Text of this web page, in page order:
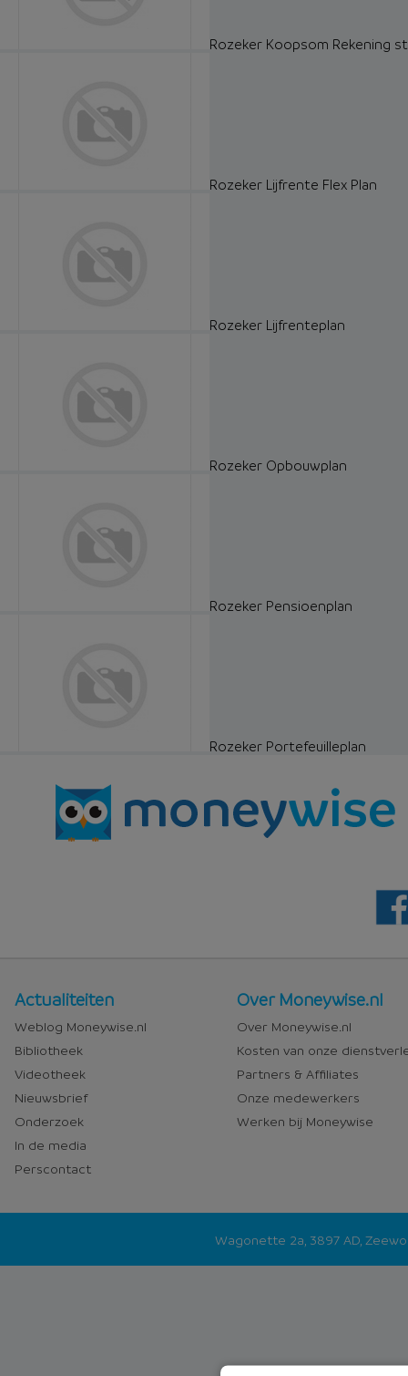
Rozeker Koopsom Rekening
Rozeker Lijfrente Flex Plan
Rozeker Lijfrenteplan
Rozeker Opbouwplan
Rozeker Pensioenplan
Rozeker Portefeuilleplan
Nieuws
en
media
Actualiteiten
Weblog Moneywise.nl
Bibliotheek
Videotheek
Nieuwsbrief
Onderzoek
In de media
Perscontact
Over
Moneywise
Over Moneywise.nl
Over Moneywise.nl
Kosten van onze
Partners & Affiliates
Onze medewerkers
Werken bij Moneywise
Wagonette 2a, 3897 AD,